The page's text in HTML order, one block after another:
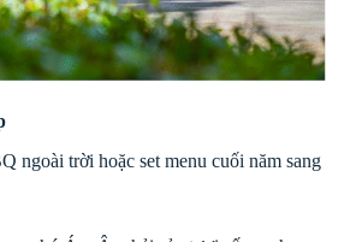
ngoài trời hoặc set menu cuối năm sang